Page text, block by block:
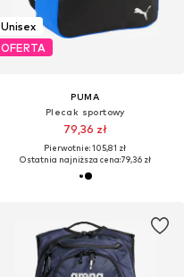
Unisex
OFERTA
PUMA
Plecak sportowy
79,36 zł
Pierwotnie: 105,81 zł
Ostatnia najniższa cena:79,36 zł